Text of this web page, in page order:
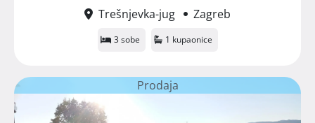
Trešnjevka-jug
Zagreb
3 sobe 1 kupaonice
Prodaja